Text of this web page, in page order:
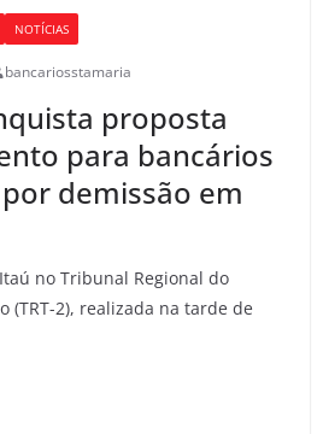
NOTÍCIAS
bancariosstamaria
proposta
para bancários
demissão em
no Tribunal Regional do
(TRT-2), realizada na tarde de